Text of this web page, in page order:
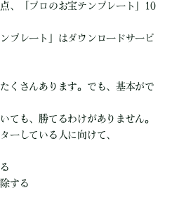
、「プロのお宝テンプレート」10
プレート」はダウンロードサービ
くさんあります。でも、基本がで
ても、勝てるわけがありません。
ーしている人に向けて、
する